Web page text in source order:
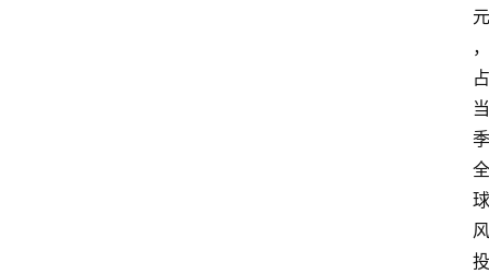
元
，
占
当
季
全
球
风
投